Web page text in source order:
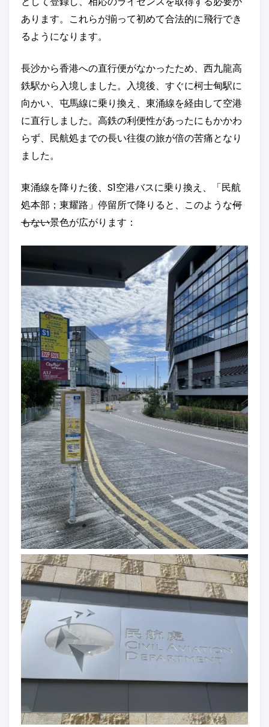
あります。これらが揃って初めて合法的に飛行でき
るようになります。
長沙から香港への直行便がなかったため、西九龍高
鉄駅から入境しました。入境後、すぐに柯士甸駅に
向かい、屯馬線に乗り換え、東涌線を経由して空港
に直行しました。高鉄の利便性があったにもかかわ
らず、民航処までの長い往復の旅が倍の苦痛となり
ました。
東涌線を降りた後、S1空港バスに乗り換え、「民航
処本部；東耀路」停留所で降りると、このような何
もない景色が広がります：